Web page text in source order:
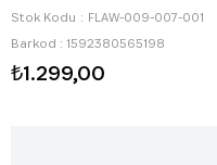
Stok Kodu
FLAW-009-007-001
Barkod : 1592380565198
₺1.299,00